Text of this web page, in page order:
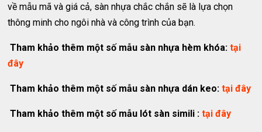
về mẫu mã và giá cả, sàn nhựa chắc chắn sẽ là lựa chọn
thông minh cho ngôi nhà và công trình của bạn.
Tham khảo thêm một số mẫu sàn nhựa hèm khóa:tại
đây
Tham khảo thêm một số mẫu sàn nhựa dán keo:tại đây
Tham khảo thêm một số mẫu lót sàn simili :tại đây